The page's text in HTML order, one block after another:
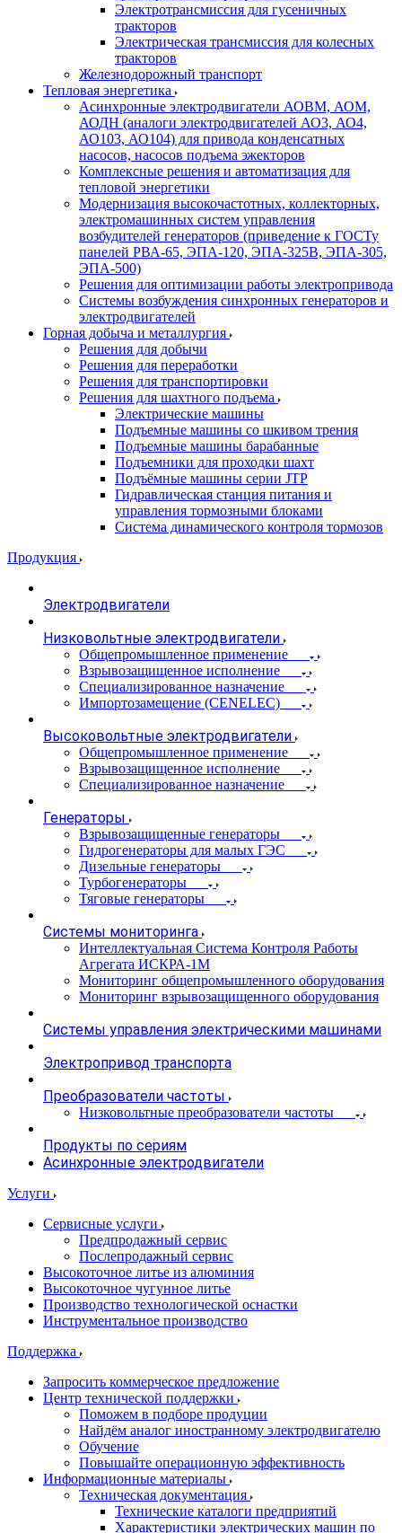
Электротрансмиссия для гусеничных
тракторов
Электрическая трансмиссия для колесных
тракторов
Железнодорожный транспорт
Тепловая энергетика
Асинхронные электродвигатели АОВМ, АОМ,
АОДН (аналоги электродвигателей АО3, АО4,
АО103, АО104) для привода конденсатных
насосов, насосов подъема эжекторов
Комплексные решения и автоматизация для
тепловой энергетики
Модернизация высокочастотных, коллекторных,
электромашинных систем управления
возбудителей генераторов (приведение к ГОСТу
панелей РВА-65, ЭПА-120, ЭПА-325В, ЭПА-305,
ЭПА-500)
Решения для оптимизации работы электропривода
Системы возбуждения синхронных генераторов и
электродвигателей
Горная добыча и металлургия
Решения для добычи
Решения для переработки
Решения для транспортировки
Решения для шахтного подъема
Электрические машины
Подъемные машины со шкивом трения
Подъемные машины барабанные
Подъемники для проходки шахт
Подъёмные машины серии JTP
Гидравлическая станция питания и
управления тормозными блоками
Система динамического контроля тормозов
Продукция
Электродвигатели
Низковольтные электродвигатели
Общепромышленное применение
Взрывозащищенное исполнение
Специализированное назначение
Импортозамещение (CENELEC)
Высоковольтные электродвигатели
Общепромышленное применение
Взрывозащищенное исполнение
Специализированное назначение
Генераторы
Взрывозащищенные генераторы
Гидрогенераторы для малых ГЭС
Дизельные генераторы
Турбогенераторы
Тяговые генераторы
Системы мониторинга
Интеллектуальная Система Контроля Работы
Агрегата ИСКРА-1М
Мониторинг общепромышленного оборудования
Мониторинг взрывозащищенного оборудования
Системы управления электрическими машинами
Электропривод транспорта
Преобразователи частоты
Низковольтные преобразователи частоты
Продукты по сериям
Асинхронные электродвигатели
Услуги
Сервисные услуги
Предпродажный сервис
Послепродажный сервис
Высокоточное литье из алюминия
Высокоточное чугунное литье
Производство технологической оснастки
Инструментальное производство
Поддержка
Запросить коммерческое предложение
Центр технической поддержки
Поможем в подборе продуции
Найдём аналог иностранному электродвигателю
Обучение
Повышайте операционную эффективность
Информационные материалы
Техническая документация
Технические каталоги предприятий
Характеристики электрических машин по